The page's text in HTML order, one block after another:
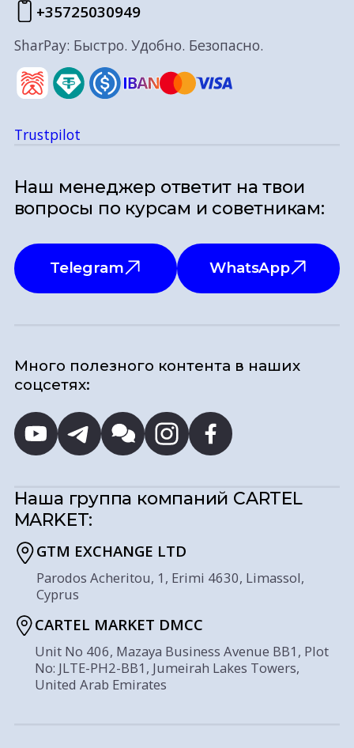
+35725030949
SharPay: Быстро. Удобно. Безопасно.
Trustpilot
Наш менеджер ответит на твои
вопросы по курсам и советникам:
Telegram WhatsApp
Много полезного контента в наших
соцсетях:
Наша группа компаний CARTEL
MARKET:
GTM EXCHANGE LTD
Parodos Acheritou, 1, Erimi 4630, Limassol,
Cyprus
CARTEL MARKET DMCC
Unit No 406, Mazaya Business Avenue BB1, Plot
No: JLTE-PH2-BB1, Jumeirah Lakes Towers,
United Arab Emirates